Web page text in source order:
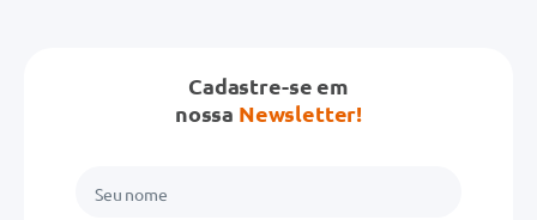
Cadastre-se em
nossa Newsletter!